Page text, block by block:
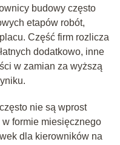
budowy często
etapów robót,
Część firm rozlicza
dodatkowo, inne
w zamian za wyższą
nie są wprost
formie miesięcznego
dla kierowników na